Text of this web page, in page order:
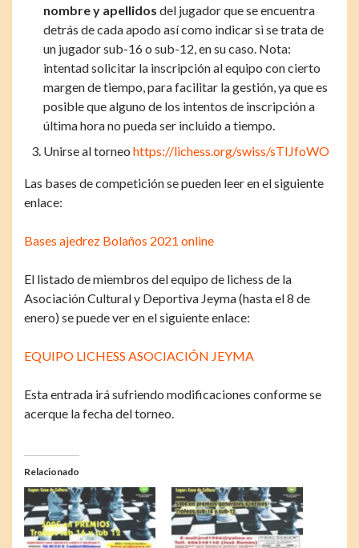
nombre y apellidos del jugador que se encuentra
detrás de cada apodo así como indicar si se trata de
un jugador sub-16 o sub-12, en su caso. Nota:
intentad solicitar la inscripción al equipo con cierto
margen de tiempo, para facilitar la gestión, ya que es
posible que alguno de los intentos de inscripción a
última hora no pueda ser incluido a tiempo.
Unirse al torneo https://lichess.org/swiss/sTIJfoWO
Las bases de competición se pueden leer en el siguiente
enlace:
Bases ajedrez Bolaños 2021 online
El listado de miembros del equipo de lichess de la
Asociación Cultural y Deportiva Jeyma (hasta el 8 de
enero) se puede ver en el siguiente enlace:
EQUIPO LICHESS ASOCIACIÓN JEYMA
Esta entrada irá sufriendo modificaciones conforme se
acerque la fecha del torneo.
Relacionado